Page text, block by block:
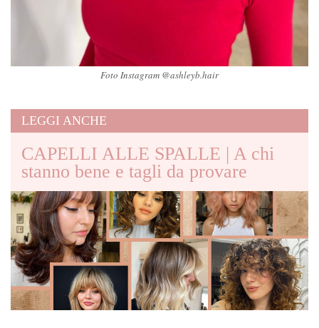
Foto Instagram @ashleyb.hair
LEGGI ANCHE
CAPELLI ALLE SPALLE | A chi
stanno bene e tagli da provare